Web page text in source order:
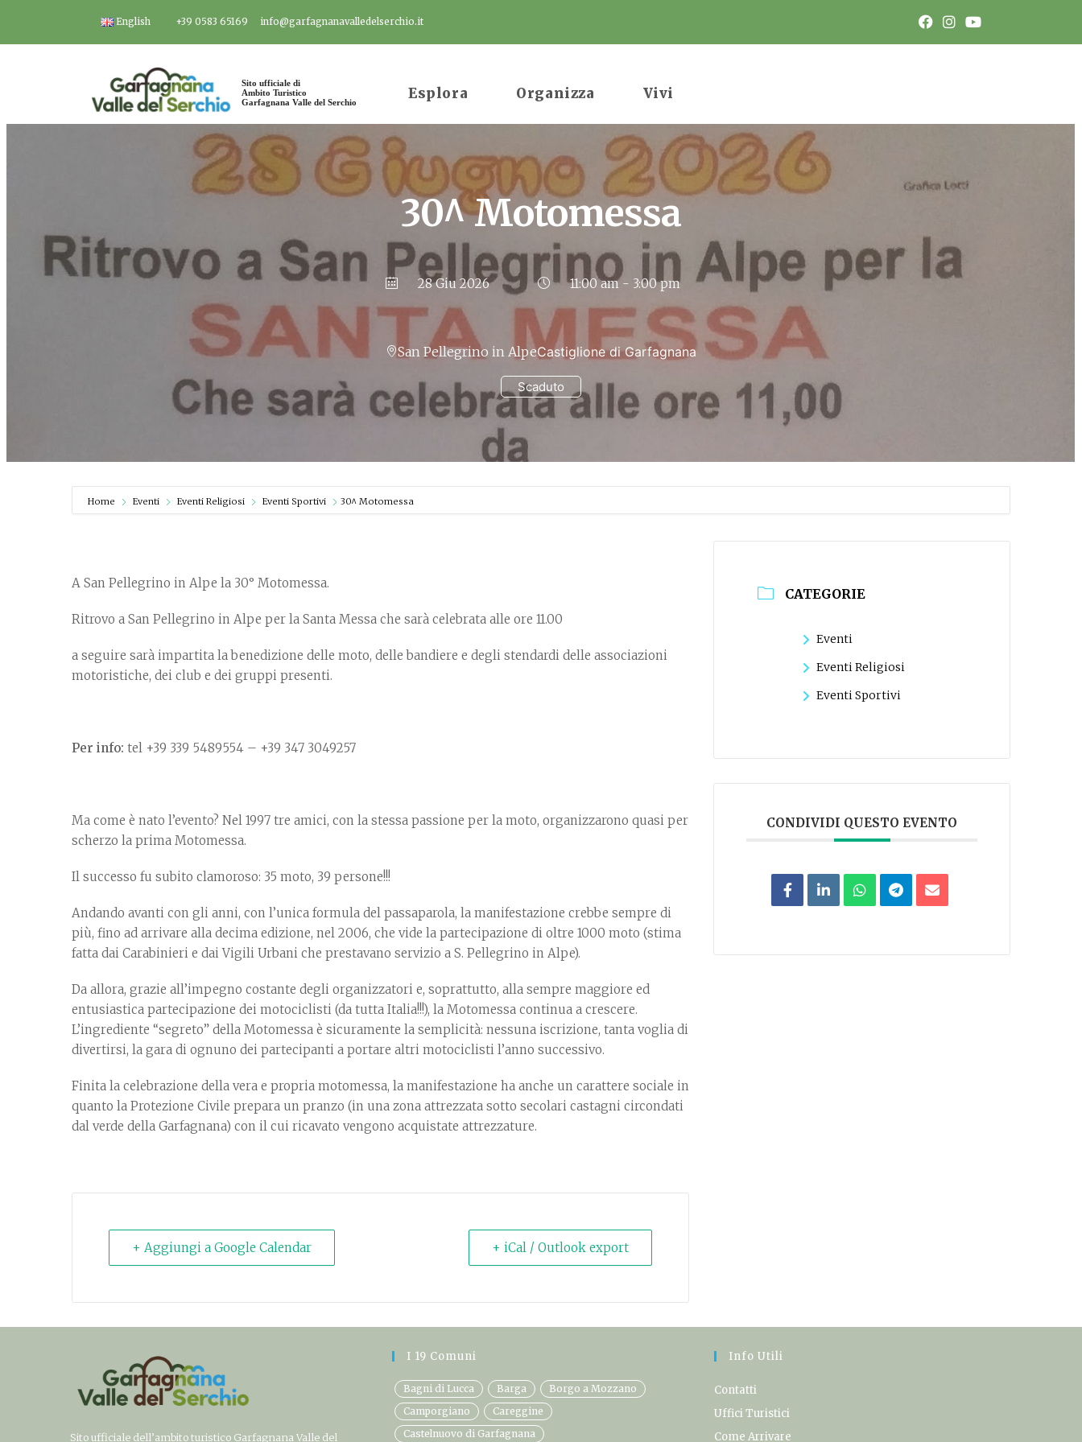
contenuto
English +39 0583 65169 info@garfagnanavalledelserchio.it
Sito ufficiale di
Ambito Turistico
Garfagnana Valle del Serchio
Esplora Organizza Vivi
30^ Motomessa
28 Giu 2026
Scaduto
11:00 am - 3:00 pm
San Pellegrino in AlpeCastiglione di Garfagnana
Home Eventi Eventi Religiosi Eventi Sportivi 30^ Motomessa
A San Pellegrino in Alpe la 30° Motomessa.
Ritrovo a San Pellegrino in Alpe per la Santa Messa che sarà celebrata alle ore 11.00
a seguire sarà impartita la benedizione delle moto, delle bandiere e degli stendardi delle associazioni
motoristiche, dei club e dei gruppi presenti.
Per info: tel +39 339 5489554 – +39 347 3049257
Ma come è nato l’evento? Nel 1997 tre amici, con la stessa passione per la moto, organizzarono quasi per
scherzo la prima Motomessa.
Il successo fu subito clamoroso: 35 moto, 39 persone!!!
Andando avanti con gli anni, con l’unica formula del passaparola, la manifestazione crebbe sempre di
più, fino ad arrivare alla decima edizione, nel 2006, che vide la partecipazione di oltre 1000 moto (stima
fatta dai Carabinieri e dai Vigili Urbani che prestavano servizio a S. Pellegrino in Alpe).
Da allora, grazie all’impegno costante degli organizzatori e, soprattutto, alla sempre maggiore ed
entusiastica partecipazione dei motociclisti (da tutta Italia!!!), la Motomessa continua a crescere.
L’ingrediente “segreto” della Motomessa è sicuramente la semplicità: nessuna iscrizione, tanta voglia di
divertirsi, la gara di ognuno dei partecipanti a portare altri motociclisti l’anno successivo.
Finita la celebrazione della vera e propria motomessa, la manifestazione ha anche un carattere sociale in
quanto la Protezione Civile prepara un pranzo (in una zona attrezzata sotto secolari castagni circondati
dal verde della Garfagnana) con il cui ricavato vengono acquistate attrezzature.
+ Aggiungi a Google Calendar + iCal / Outlook export
CATEGORIE
Eventi
Eventi Religiosi
Eventi Sportivi
CONDIVIDI QUESTO EVENTO
Sito ufficiale dell’ambito turistico Garfagnana Valle del
I 19 Comuni
Bagni di Lucca Barga
Borgo a Mozzano
Camporgiano
Careggine
Castelnuovo di Garfagnana
Info Utili
Contatti
Uffici Turistici
Come Arrivare